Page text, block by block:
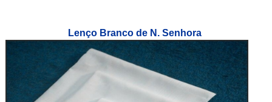
Lenço Branco de N. Senhora